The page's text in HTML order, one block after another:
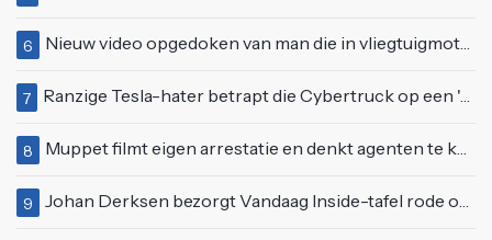
6 Nieuw video opgedoken van man die in vliegtuigmotor springt op vliegveld Milaan
7 Ranzige Tesla-hater betrapt die Cybertruck op een 'speciale bruine coating' trakteert
8 Muppet filmt eigen arrestatie en denkt agenten te kunnen laten schorsen: "Jullie krijgen maandje vakantie"
9 Johan Derksen bezorgt Vandaag Inside-tafel rode oortjes met vuig verhaal: "Dat gebeurde al in de gang"